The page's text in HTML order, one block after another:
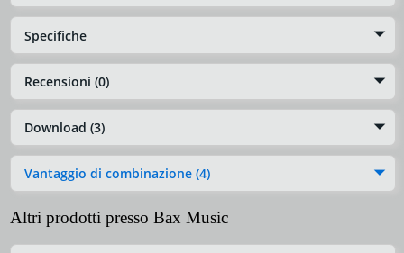
Specifiche
Recensioni (0)
Download (3)
Vantaggio di combinazione (4)
Altri prodotti presso Bax Music